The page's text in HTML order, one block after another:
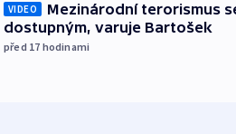
VIDEO
Mezinárodní terorismus
dostupným, varuje Bartošek
před 17 hodinami